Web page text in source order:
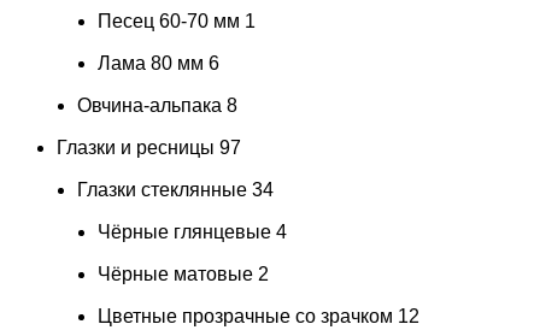
Песец 60-70 мм 1
Лама 80 мм 6
Овчина-альпака 8
Глазки и ресницы 97
Глазки стеклянные 34
Чёрные глянцевые 4
Чёрные матовые 2
Цветные прозрачные со зрачком 12